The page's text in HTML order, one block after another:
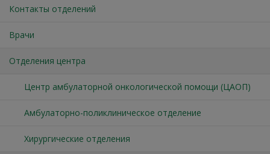
Контакты отделений
Врачи
Отделения центра
Центр амбулаторной онкологической помощи (ЦАОП)
Амбулаторно-поликлиническое отделение
Хирургические отделения